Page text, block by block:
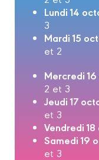
Lundi 14
3
Mardi 15
et 2
Mercredi
2 et 3
Jeudi 17
et 3
Vendredi 18
Samedi 19
et 3